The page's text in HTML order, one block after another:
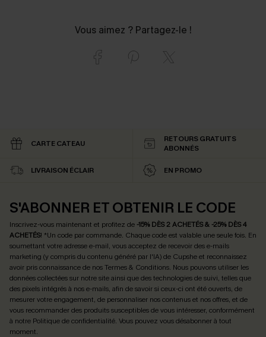
Vous aimez ? Partagez-le !
CARTE CATEAU
RETOURS GRATUITS
ABONNÉS
LIVRAISON ÉCLAIR EN PROMO
S'ABONNER ET OBTENIR LE CODE
Inscrivez-vous maintenant et profitez de -15% DÈS 2 ACHETÉS & -25% DÈS 4
ACHETÉS! *Un code par commande. Chaque code est valable une seule fois. En
soumettant votre adresse e-mail, vous acceptez de recevoir des e-mails
marketing (y compris du contenu généré par l'IA) de Cupshe et reconnaissez
avoir pris connaissance de nosTermes & Conditions. Nous pouvons utiliser les
données collectées sur notre site ainsi que des technologies de suivi, telles que
des pixels intégrés à nos e-mails, afin de savoir si ceux-ci ont été ouverts, de
mesurer votre engagement, de personnaliser nos contenus et nos offres, et de
vous recommander des produits susceptibles de vous intéresser, conformément
à notre Politique de confidentialité. Vous pouvez vous désabonner à tout
moment.